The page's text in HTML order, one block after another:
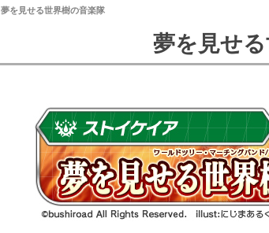
夢を見せる世界樹の音楽隊
夢を見せ